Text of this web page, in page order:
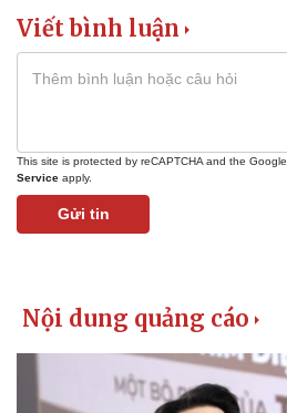
Viết bình luận
This site is protected by reCAPTCHA and the Google
Service apply.
Gửi tin